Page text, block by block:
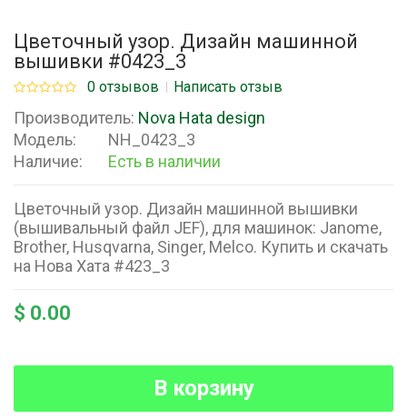
Цветочный узор. Дизайн машинной
вышивки #0423_3
0 отзывов Написать отзыв
Производитель: Nova Hata design
Модель:
NH_0423_3
Наличие:
Есть в наличии
Цветочный узор. Дизайн машинной вышивки
(вышивальный файл JEF), для машинок: Janome,
Brother, Husqvarna, Singer, Melco. Купить и скачать
на Нова Хата #423_3
$ 0.00
В корзину